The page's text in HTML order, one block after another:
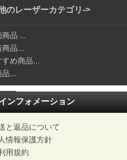
のレーザーカテゴリ->
品 ...
品...
すめ商品...
...
インフォメーション
と返品について
情報保護方針
用規約